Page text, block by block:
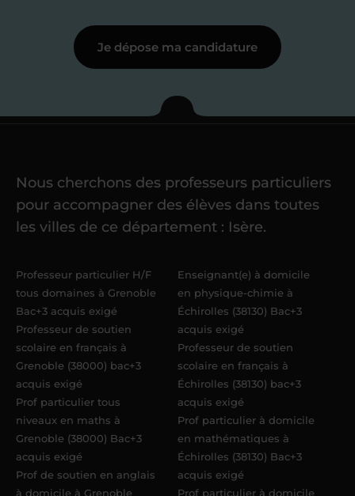
Étape 3
Je commence mes
Une fois ma candidature validée,mon
référent me confie mes premiers
élèves dans un délai de 6 jours
Acadomia.
Je dépose ma candidature
Nous cherchons des professeurs particuliers
pour accompagner des élèves dans toutes
les villes de ce département : Isère.
Professeur particulier H/F
tous domaines à Grenoble
Bac+3 acquis exigé
Professeur de soutien
scolaire en français à
Grenoble (38000) bac+3
acquis exigé
Prof particulier tous
niveaux en maths à
Grenoble (38000) Bac+3
acquis exigé
Prof de soutien en anglais
à domicile à Grenoble
Enseignant(e) à domicile
en physique-chimie à
Échirolles (38130) Bac+3
acquis exigé
Professeur de soutien
scolaire en français à
Échirolles (38130) bac+3
acquis exigé
Prof particulier à domicile
en mathématiques à
Échirolles (38130) Bac+3
acquis exigé
Prof particulier à domicile